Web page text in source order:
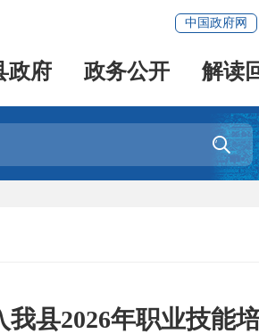
中国政府网
政府 政务公开 解读

县2026年职业技能